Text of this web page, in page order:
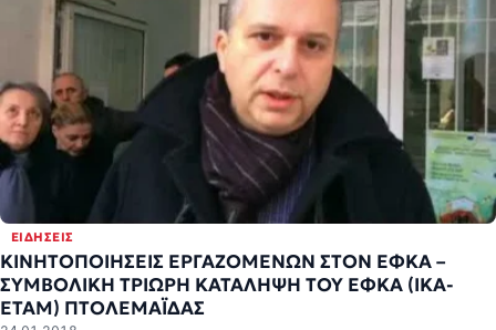
ΕΙΔΉΣΕΙΣ
ΚΙΝΗΤΟΠΟΙΗΣΕΙΣ ΕΡΓΑΖΟΜΕΝΩΝ ΣΤΟΝ ΕΦΚΑ –
ΣΥΜΒΟΛΙΚΗ ΤΡΙΩΡΗ ΚΑΤΑΛΗΨΗ ΤΟΥ ΕΦΚΑ (ΙΚΑ-
ΕΤΑΜ) ΠΤΟΛΕΜΑΪΔΑΣ